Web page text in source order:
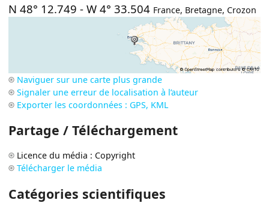
N 48° 12.749 -W 4° 33.504 France, Bretagne, Crozon
Naviguer sur une carte plus grande
Signaler une erreur de localisation à l’auteur
Exporter les coordonnées : GPS, KML
Partage / Téléchargement
Licence du média : Copyright
Télécharger le média
Catégories scientifiques